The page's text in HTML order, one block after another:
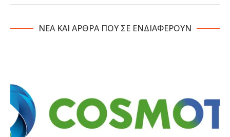
NΕΑ ΚΑΙ ΑΡΘΡΑ ΠΟΥ ΣΕ ΕΝΔΙΑΦΕΡΟΥΝ